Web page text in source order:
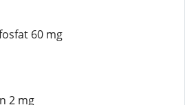
60 mg
2 mg